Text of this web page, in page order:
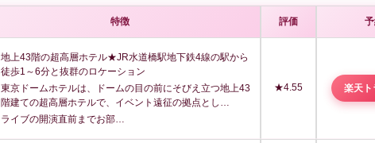
特徴 評価
地上43階の超高層ホテル★JR水道橋駅地下鉄4線の駅から
徒歩1～6分と抜群のロケーション
東京ドームホテルは、ドームの目の前にそびえ立つ地上43
階建ての超高層ホテルで、イベント遠征の拠点とし…
ライブの開演直前までお部…
★4.55 楽天